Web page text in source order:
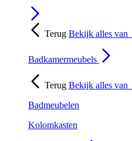
Terug Bekijk alles van
Badkamermeubels
Terug Bekijk alles van
Badmeubelen
Kolomkasten